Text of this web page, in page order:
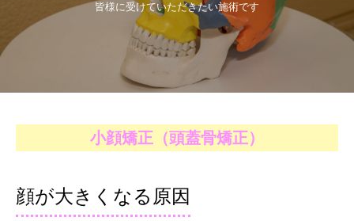
皆様に受けていただきたい施術です
小顔矯正（頭蓋骨矯正）
顔が大きくなる原因